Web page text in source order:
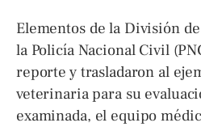
Elementos de la División
la Policía Nacional Civil
reporte y trasladaron al
veterinaria para su
examinada, el equipo